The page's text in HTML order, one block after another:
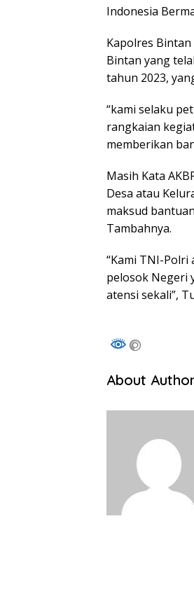
Indonesia
Kapolres Bintan
Bintan yang
tahun 2023,
“kami selaku
rangkaian
memberikan
Masih Kata
Desa atau
maksud
Tambahnya.
“Kami TNI-Polri
pelosok Negeri
atensi sekali”,
About